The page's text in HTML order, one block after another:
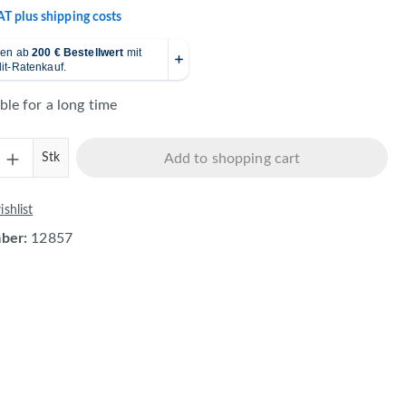
plus shipping costs
for a long time
Enter the desired amount or
Stk Add to shopping cart
12857